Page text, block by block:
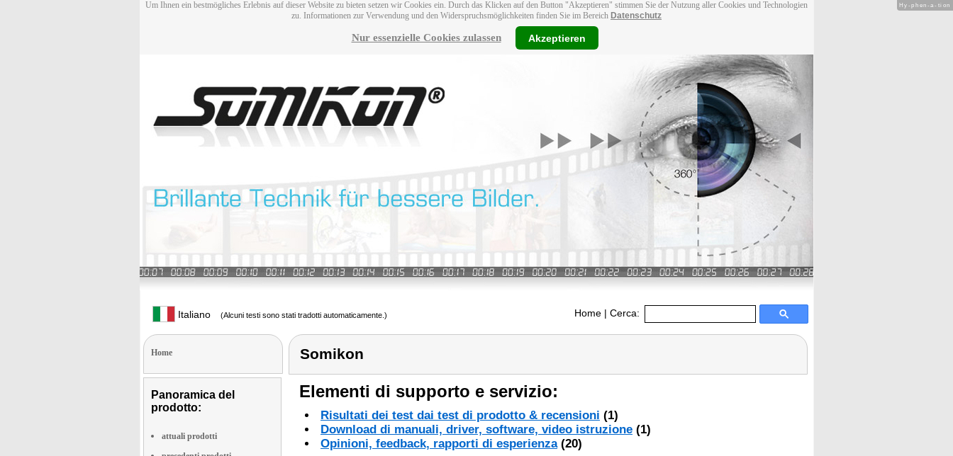
Um Ihnen ein bestmögliches Erlebnis auf dieser Website zu bieten setzen wir Cookies ein. Durch das Klicken auf den Button "Akzeptieren" stimmen Sie der Nutzung aller Cookies und Technologien
zu. Informationen zur Verwendung und den Widerspruchsmöglichkeiten finden Sie im Bereich Datenschutz
Nur essenzielle Cookies zulassen Akzeptieren
Italiano (Alcuni testi sono stati tradotti automaticamente.) Home | Cerca:
Home
Panoramica del
prodotto:
attuali prodotti
Somikon
Elementi di supporto e servizio:
Risultati dei test dai test di prodotto & recensioni (1)
Download di manuali, driver, software, video istruzione (1)
Opinioni, feedback, rapporti di esperienza(20)
Hy-phen-a-tion